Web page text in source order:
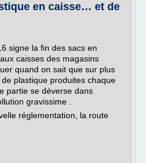
en caisse… et de
signe la fin des sacs en
caisses des magasins
quand on sait que sur plus
plastique produites chaque
partie se déverse dans
gravissime .
réglementation, la route